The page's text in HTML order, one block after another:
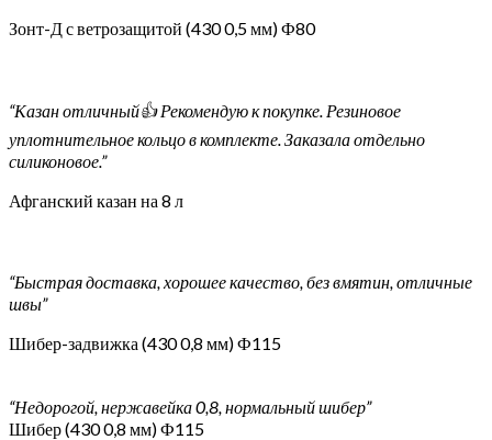
Зонт-Д с ветрозащитой (430 0,5 мм) Ф80
“Казан отличный👍 Рекомендую к покупке. Резиновое
уплотнительное кольцо в комплекте. Заказала отдельно
силиконовое.”
Афганский казан на 8 л
“Быстрая доставка, хорошее качество, без вмятин, отличные
швы”
Шибер-задвижка (430 0,8 мм) Ф115
“Недорогой, нержавейка 0,8, нормальный шибер”
Шибер (430 0,8 мм) Ф115